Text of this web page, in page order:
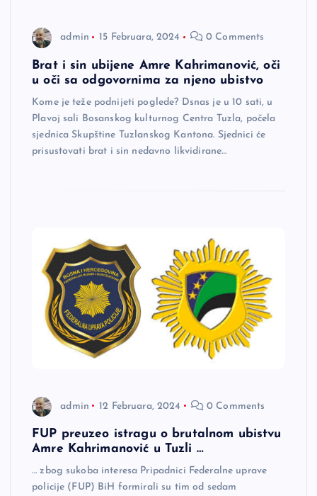
admin 15 Februara, 2024 0 Comments
Brat i sin ubijene Amre Kahrimanović, oči
u oči sa odgovornima za njeno ubistvo
Kome je teže podnijeti poglede? Dsnas je u 10 sati, u
Plavoj sali Bosanskog kulturnog Centra Tuzla, počela
sjednica Skupštine Tuzlanskog Kantona. Sjednici će
prisustovati brat i sin nedavno likvidirane…
admin 12 Februara, 2024 0 Comments
FUP preuzeo istragu o brutalnom ubistvu
Amre Kahrimanović u Tuzli …
… zbog sukoba interesa Pripadnici Federalne uprave
policije (FUP) BiH formirali su tim od sedam